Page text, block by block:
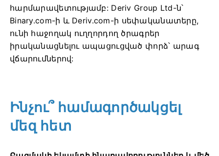
հարմարավետությամբ: Deriv Group Ltd-ն՝
Binary.com-ի և Deriv.com-ի սեփականատերը,
ունի հաջողակ ուղղորդող ծրագրեր
իրականացնելու ապացուցված փորձ՝ արագ
վճարումներով:
Ինչու՞ համագործակցել
մեզ հետ